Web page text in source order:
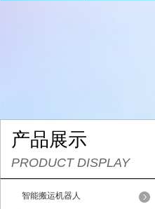
产品展示
PRODUCT DISPLAY
智能搬运机器人